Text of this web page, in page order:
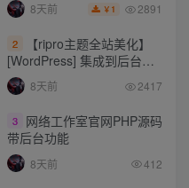
8天前 ￥ 1 2891
2
【ripro主题全站美化】
[WordPress] 集成到后台功
能的全站美化包
WordPress…
8天前 2417
3
网络工作室官网PHP源码
带后台功能
8天前 412